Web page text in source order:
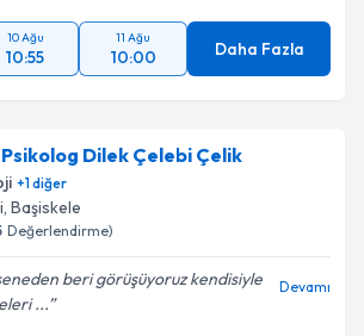
10 Ağu
10:55
11 Ağu
10:00 Daha Fazla
Dilek Çelebi Çelik
diğer
, Başiskele
Değerlendirme)
beri görüşüyoruz kendisiyle
...